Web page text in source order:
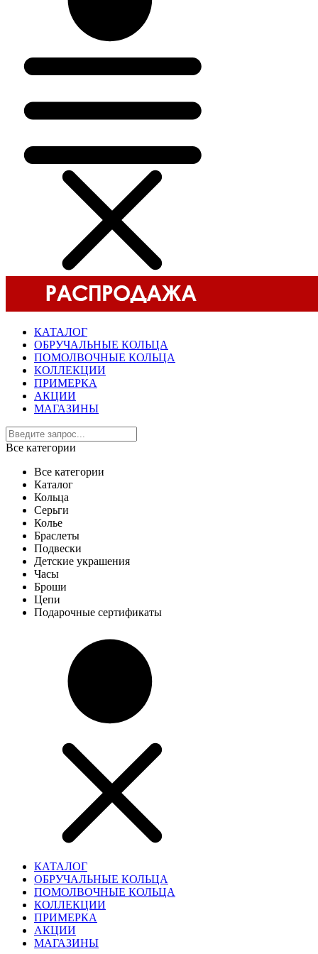
КАТАЛОГ
ОБРУЧАЛЬНЫЕ КОЛЬЦА
ПОМОЛВОЧНЫЕ КОЛЬЦА
КОЛЛЕКЦИИ
ПРИМЕРКА
АКЦИИ
МАГАЗИНЫ
Все категории
Все категории
Каталог
Кольца
Серьги
Колье
Браслеты
Подвески
Детские украшения
Часы
Броши
Цепи
Подарочные сертификаты
КАТАЛОГ
ОБРУЧАЛЬНЫЕ КОЛЬЦА
ПОМОЛВОЧНЫЕ КОЛЬЦА
КОЛЛЕКЦИИ
ПРИМЕРКА
АКЦИИ
МАГАЗИНЫ